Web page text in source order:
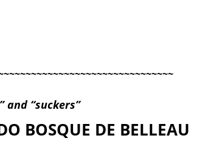
and “suckers”
BOSQUE DE BELLEAU